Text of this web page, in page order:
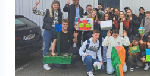
NMS
Pöls